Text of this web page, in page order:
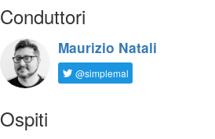
Conduttori
Maurizio Natali
@simplemal
Ospiti